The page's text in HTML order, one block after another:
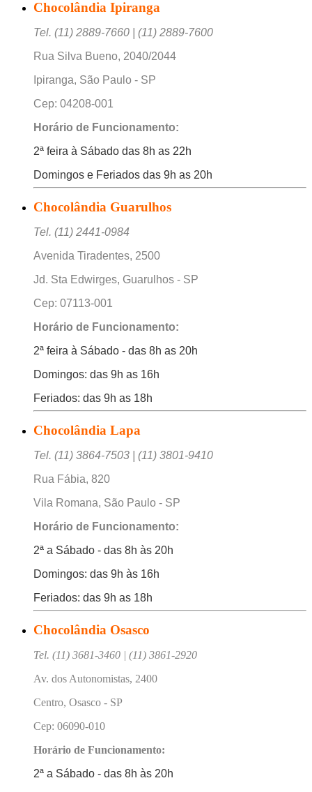
Chocolândia Ipiranga
Tel. (11) 2889-7660 | (11) 2889-7600
Rua Silva Bueno, 2040/2044
Ipiranga, São Paulo - SP
Cep: 04208-001
Horário de Funcionamento:
2ª feira à Sábado das 8h as 22h
Domingos e Feriados das 9h as 20h
Chocolândia Guarulhos
Tel. (11) 2441-0984
Avenida Tiradentes, 2500
Jd. Sta Edwirges, Guarulhos - SP
Cep: 07113-001
Horário de Funcionamento:
2ª feira à Sábado - das 8h as 20h
Domingos: das 9h as 16h
Feriados: das 9h as 18h
Chocolândia Lapa
Tel. (11) 3864-7503 | (11) 3801-9410
Rua Fábia, 820
Vila Romana, São Paulo - SP
Horário de Funcionamento:
2ª a Sábado - das 8h às 20h
Domingos: das 9h às 16h
Feriados: das 9h as 18h
Chocolândia Osasco
Tel. (11) 3681-3460 | (11) 3861-2920
Av. dos Autonomistas, 2400
Centro, Osasco - SP
Cep: 06090-010
Horário de Funcionamento:
2ª a Sábado - das 8h às 20h